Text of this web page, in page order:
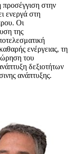
προσέγγιση στην
ενεργά στη
Οι
της
ενέργειας, τη
του
δεξιοτήτων
ανάπτυξης.